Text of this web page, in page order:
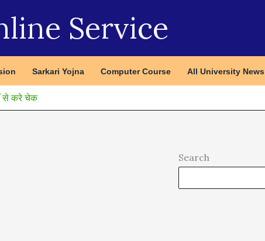
Service
Sarkari Yojna Computer Course All University News
से करे चेक
Search